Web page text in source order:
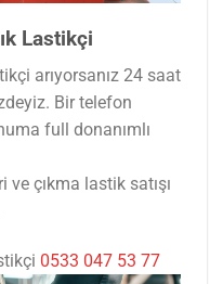
Lastikçi
arıyorsanız 24 saat
Bir telefon
full donanımlı
çıkma lastik satışı
0533 047 53 77